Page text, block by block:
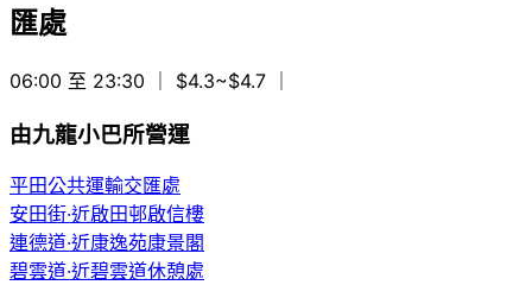
匯處
06:00 至 23:30 ｜ $4.3~$4.7
由九龍小巴所營運
平田公共運輸交匯處
安田街·近啟田邨啟信樓
連德道·近康逸苑康景閣
碧雲道·近碧雲道休憩處